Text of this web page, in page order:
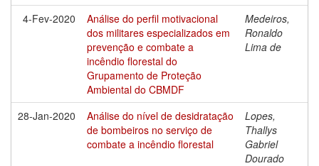
4-Fev-2020
Análise do perfil motivacional
dos militares especializados em
prevenção e combate a
incêndio florestal do
Grupamento de Proteção
Ambiental do CBMDF
Medeiros,
Ronaldo
Lima de
28-Jan-2020
Análise do nível de desidratação
de bombeiros no serviço de
combate a incêndio florestal
Lopes,
Thallys
Gabriel
Dourado